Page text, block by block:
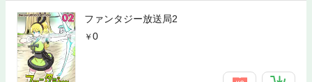
ファンタジー放送局2
0